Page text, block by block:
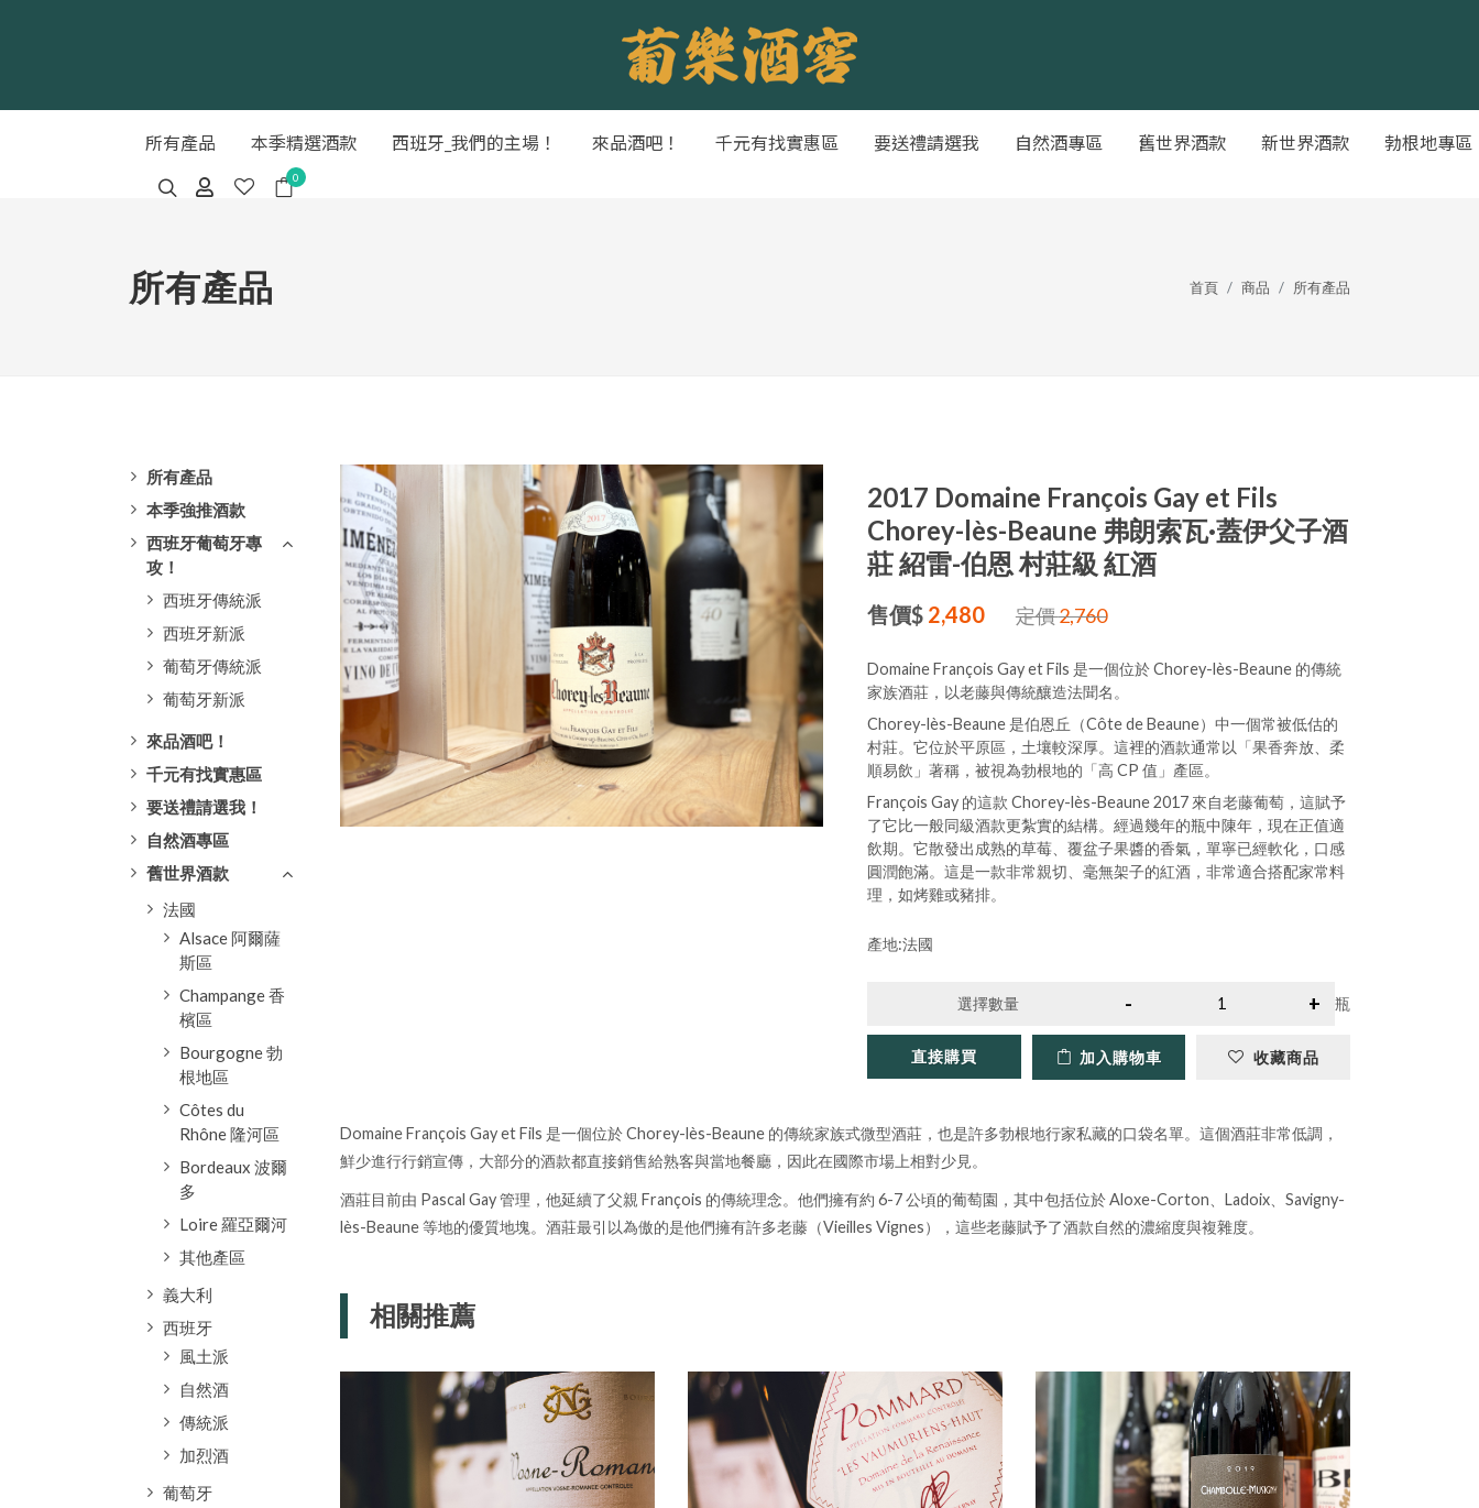
0
所有產品 本季精選酒款 西班牙_我們的主場！ 來品酒吧！ 千元有找實惠區 要送禮請選我 自然酒專區 舊世界酒款 新世界酒款 勃根地專區
所有產品 首頁 商品 所有產品
所有產品
本季強推酒款
西班牙葡萄牙專
攻！
西班牙傳統派
西班牙新派
葡萄牙傳統派
葡萄牙新派
來品酒吧！
千元有找實惠區
要送禮請選我！
自然酒專區
舊世界酒款
法國
Alsace 阿爾薩
斯區
Champange 香
檳區
Bourgogne 勃
根地區
Côtes du
Rhône 隆河區
Bordeaux 波爾
多
Loire 羅亞爾河
其他產區
義大利
西班牙
風土派
自然酒
傳統派
加烈酒
葡萄牙
2017 Domaine François Gay et Fils
Chorey-lès-Beaune 弗朗索瓦·蓋伊父子酒
莊 紹雷-伯恩 村莊級 紅酒
售價$ 2,480 定價2,760
Domaine François Gay et Fils 是一個位於 Chorey-lès-Beaune 的傳統
家族酒莊，以老藤與傳統釀造法聞名。
Chorey-lès-Beaune 是伯恩丘（Côte de Beaune）中一個常被低估的
村莊。它位於平原區，土壤較深厚。這裡的酒款通常以「果香奔放、柔
順易飲」著稱，被視為勃根地的「高 CP 值」產區。
François Gay 的這款 Chorey-lès-Beaune 2017 來自老藤葡萄，這賦予
了它比一般同級酒款更紮實的結構。經過幾年的瓶中陳年，現在正值適
飲期。它散發出成熟的草莓、覆盆子果醬的香氣，單寧已經軟化，口感
圓潤飽滿。這是一款非常親切、毫無架子的紅酒，非常適合搭配家常料
理，如烤雞或豬排。
產地:法國
選擇數量 瓶
直接購買 加入購物車 收藏商品
Domaine François Gay et Fils 是一個位於 Chorey-lès-Beaune 的傳統家族式微型酒莊，也是許多勃根地行家私藏的口袋名單。這個酒莊非常低調，
鮮少進行行銷宣傳，大部分的酒款都直接銷售給熟客與當地餐廳，因此在國際市場上相對少見。
酒莊目前由 Pascal Gay 管理，他延續了父親 François 的傳統理念。他們擁有約 6-7 公頃的葡萄園，其中包括位於 Aloxe-Corton、Ladoix、Savigny-
lès-Beaune 等地的優質地塊。酒莊最引以為傲的是他們擁有許多老藤（Vieilles Vignes），這些老藤賦予了酒款自然的濃縮度與複雜度。
相關推薦